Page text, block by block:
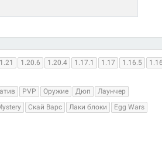
1.21 1.20.6 1.20.4 1.17.1 1.17 1.16.5
PVP Оружие Дюп
Лаунчер
Скай Варс Лаки блоки
Egg Wars